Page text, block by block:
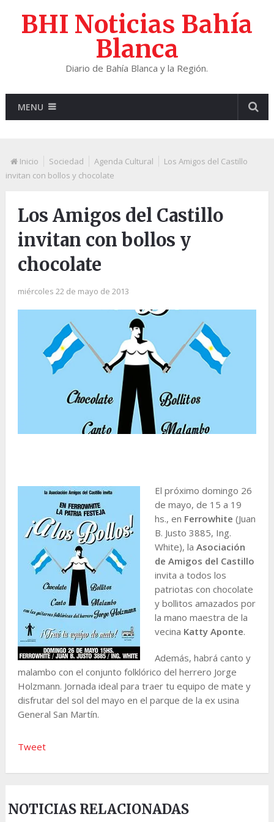
BHI Noticias Bahía
Blanca
Diario de Bahía Blanca y la Región.
MENU
Inicio Sociedad Agenda Cultural
Los Amigos del Castillo
invitan con bollos y chocolate
Los Amigos del Castillo
invitan con bollos y
chocolate
miércoles 22 de mayo de 2013
El próximo domingo 26
de mayo, de 15 a 19
hs., en Ferrowhite (Juan
B. Justo 3885, Ing.
White), la Asociación
de Amigos del Castillo
invita a todos los
patriotas con chocolate
y bollitos amazados por
la mano maestra de la
vecina Katty Aponte.
Además, habrá canto y
malambo con el conjunto folklórico del herrero Jorge
Holzmann. Jornada ideal para traer tu equipo de mate y
disfrutar del sol del mayo en el parque de la ex usina
General San Martín.
Tweet
NOTICIAS RELACIONADAS